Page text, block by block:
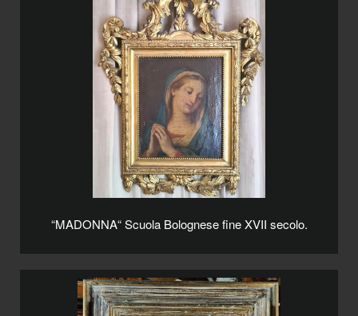
“MADONNA“ Scuola Bolognese fine XVII secolo.